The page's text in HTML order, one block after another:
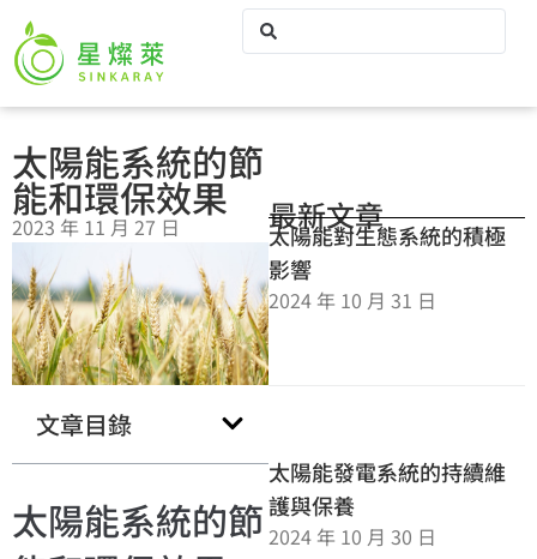
太陽能系統的節
能和環保效果
2023 年 11 月 27 日
文章目錄
太陽能系統的節
最新文章
太陽能對生態系統的積極
影響
2024 年 10 月 31 日
太陽能發電系統的持續維
護與保養
2024 年 10 月 30 日